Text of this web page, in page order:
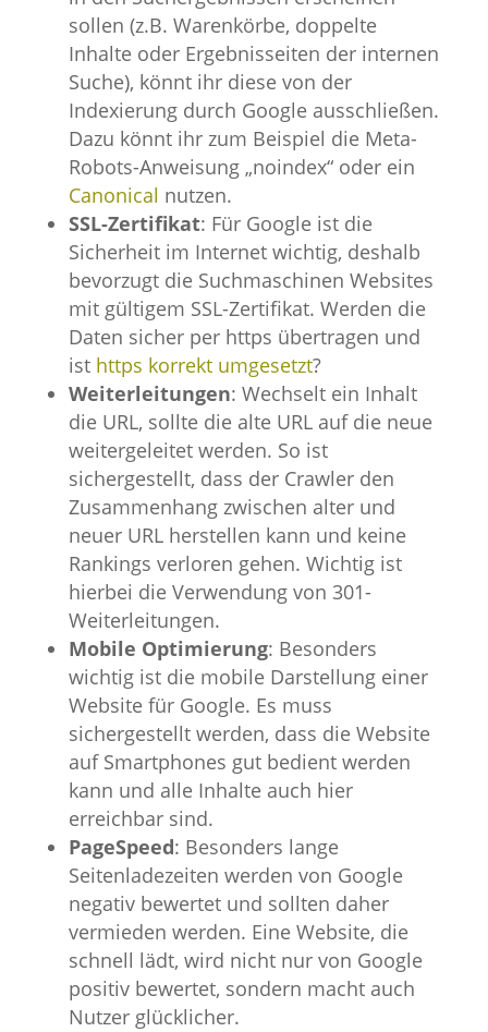
sollen (z.B. Warenkörbe, doppelte
Inhalte oder Ergebnisseiten der internen
Suche), könnt ihr diese von der
Indexierung durch Google ausschließen.
Dazu könnt ihr zum Beispiel die Meta-
Robots-Anweisung „noindex“ oder ein
Canonical nutzen.
SSL-Zertifikat: Für Google ist die
Sicherheit im Internet wichtig, deshalb
bevorzugt die Suchmaschinen Websites
mit gültigem SSL-Zertifikat. Werden die
Daten sicher per https übertragen und
ist https korrekt umgesetzt?
Weiterleitungen: Wechselt ein Inhalt
die URL, sollte die alte URL auf die neue
weitergeleitet werden. So ist
sichergestellt, dass der Crawler den
Zusammenhang zwischen alter und
neuer URL herstellen kann und keine
Rankings verloren gehen. Wichtig ist
hierbei die Verwendung von 301-
Weiterleitungen.
Mobile Optimierung: Besonders
wichtig ist die mobile Darstellung einer
Website für Google. Es muss
sichergestellt werden, dass die Website
auf Smartphones gut bedient werden
kann und alle Inhalte auch hier
erreichbar sind.
PageSpeed: Besonders lange
Seitenladezeiten werden von Google
negativ bewertet und sollten daher
vermieden werden. Eine Website, die
schnell lädt, wird nicht nur von Google
positiv bewertet, sondern macht auch
Nutzer glücklicher.